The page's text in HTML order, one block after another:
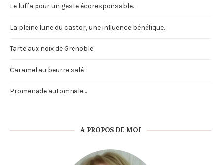
Le luffa pour un geste écoresponsable…
La pleine lune du castor, une influence bénéfique…
Tarte aux noix de Grenoble
Caramel au beurre salé
Promenade automnale…
A PROPOS DE MOI